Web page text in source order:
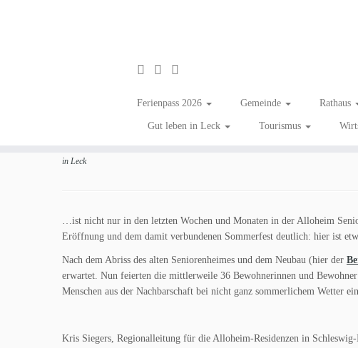
Ferienpass 2026 Gemeinde Rathaus
Gut leben in Leck Tourismus
Mit Herz und
in Leck
…ist nicht nur in den letzten Wochen und Monaten in der Alloheim
Eröffnung und dem damit verbundenen Sommerfest deutlich: hier ist
Nach dem Abriss des alten Seniorenheimes und dem Neubau (hier der
erwartet. Nun feierten die mittlerweile 36 Bewohnerinnen und
Menschen aus der Nachbarschaft bei nicht ganz sommerlichem Wetter
Kris Siegers, Regionalleitung für die Alloheim-Residenzen in